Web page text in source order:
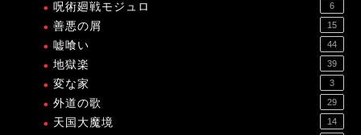
呪術廻戦モジュロ 6
善悪の屑 15
嘘喰い 44
地獄楽 39
変な家 3
外道の歌 29
天国大魔境 14